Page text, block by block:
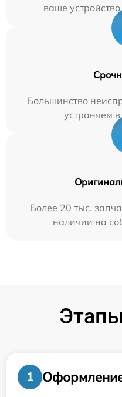
ваше
Большинство
устраняем
Более 20 тыс.
наличии на
1